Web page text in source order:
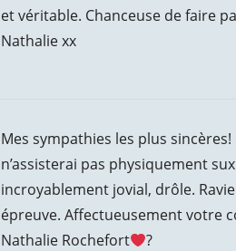
et véritable. Chanceuse de faire
Nathalie xx
Mes sympathies les plus
n’assisterai pas physiquement
incroyablement jovial, drôle.
épreuve. Affectueusement votre
Nathalie Rochefort
?